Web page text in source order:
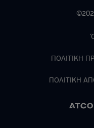
ΠΟΛΙΤΙΚΗ
ΠΟΛΙΤΙΚΗ